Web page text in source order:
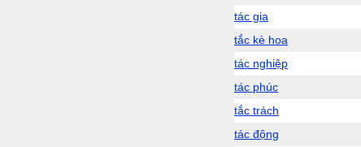
tác gia
tắc kè hoa
tác nghiệp
tác phúc
tắc trách
tác động